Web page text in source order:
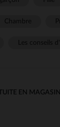
EN MAGASIN